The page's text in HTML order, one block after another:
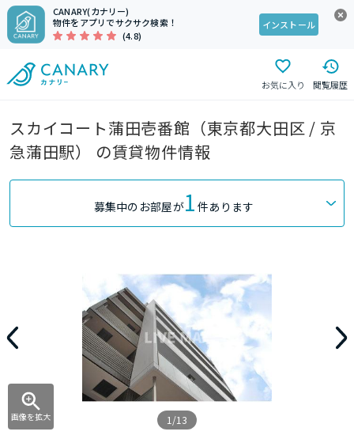
CANARY(カナリー)
物件をアプリでサクサク検索！
(4.8)
インストール
お気に入り 閲覧履歴
スカイコート蒲田壱番館（東京都大田区 / 京
急蒲田駅） の賃貸物件情報
募集中のお部屋が1 件あります
画像を拡大 1/13